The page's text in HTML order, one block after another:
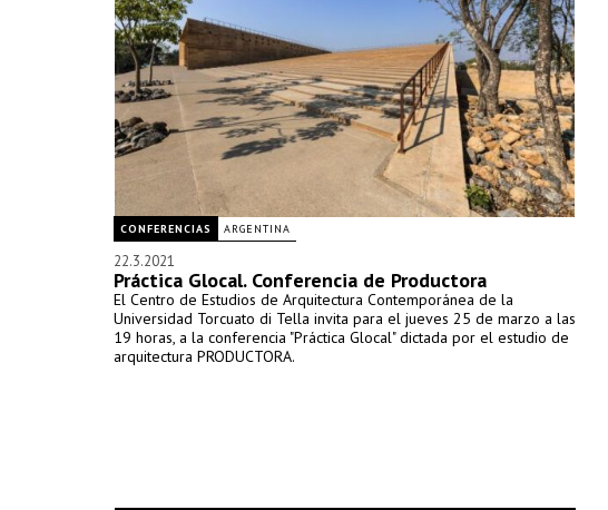
CONFERENCIAS ARGENTINA
22.3.2021
Práctica Glocal. Conferencia de Productora
El Centro de Estudios de Arquitectura Contemporánea de la
Universidad Torcuato di Tella invita para el jueves 25 de marzo a las
19 horas, a la conferencia "Práctica Glocal" dictada por el estudio de
arquitectura PRODUCTORA.